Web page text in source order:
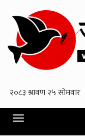
Toggle
navigation